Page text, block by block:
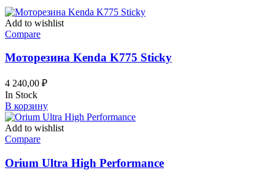
Add to wishlist
Compare
Моторезина Kenda K775 Sticky
4 240,00 ₽
In Stock
В корзину
Add to wishlist
Compare
Orium Ultra High Performance